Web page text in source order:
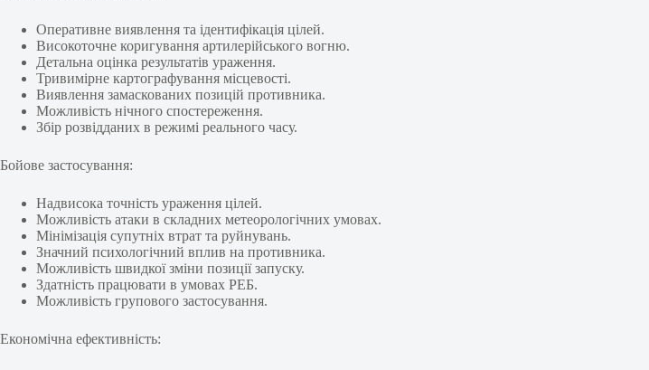
Оперативне виявлення та ідентифікація цілей.
Високоточне коригування артилерійського вогню.
Детальна оцінка результатів ураження.
Тривимірне картографування місцевості.
Виявлення замаскованих позицій противника.
Можливість нічного спостереження.
Збір розвідданих в режимі реального часу.
Бойове застосування:
Надвисока точність ураження цілей.
Можливість атаки в складних метеорологічних умовах.
Мінімізація супутніх втрат та руйнувань.
Значний психологічний вплив на противника.
Можливість швидкої зміни позиції запуску.
Здатність працювати в умовах РЕБ.
Можливість групового застосування.
Економічна ефективність: